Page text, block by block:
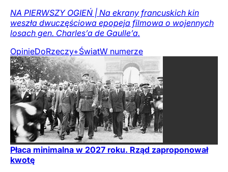
NA PIERWSZY OGIEŃ | Na ekrany francuskich kin
weszła dwuczęściowa epopeja filmowa o wojennych
losach gen. Charles’a de Gaulle’a.
OpinieDoRzeczy+ŚwiatW numerze
Płaca minimalna w 2027 roku. Rząd zaproponował
kwotę